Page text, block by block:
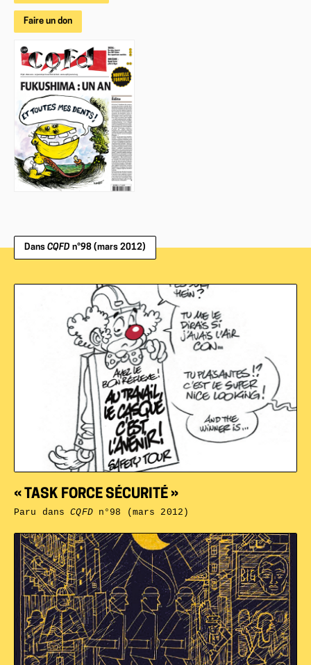
Faire un don
Dans CQFD n°98 (mars 2012)
« TASK FORCE SÉCURITÉ »
Paru dansCQFDn°98 (mars 2012)